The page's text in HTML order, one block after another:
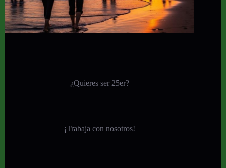
¿Quieres ser 25er?
¡Trabaja con nosotros!